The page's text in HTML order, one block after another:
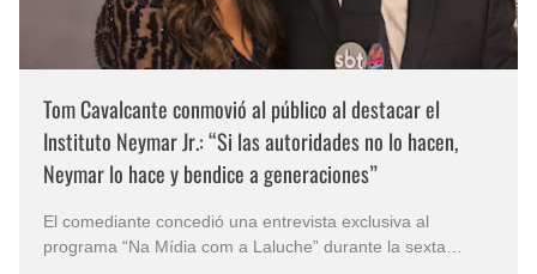
Tom Cavalcante conmovió al público al destacar el
Instituto Neymar Jr.: “Si las autoridades no lo hacen,
Neymar lo hace y bendice a generaciones”
El comediante concedió una entrevista exclusiva al
programa “Na Mídia com a Laluche” durante la sexta